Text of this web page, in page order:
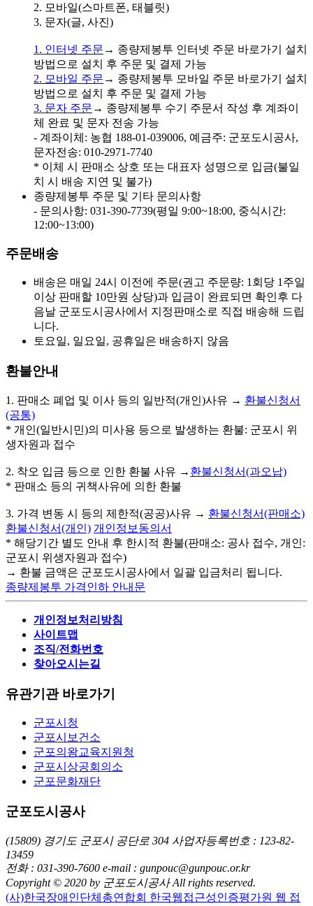
2. 모바일(스마트폰, 태블릿)
3. 문자(글, 사진)
1. 인터넷 주문 → 종량제봉투 인터넷 주문 바로가기 설치
방법으로 설치 후 주문 및 결제 가능
2. 모바일 주문 → 종량제봉투 모바일 주문 바로가기 설치
방법으로 설치 후 주문 및 결제 가능
3. 문자 주문 → 종량제봉투 수기 주문서 작성 후 계좌이
체 완료 및 문자 전송 가능
- 계좌이체: 농협 188-01-039006, 예금주: 군포도시공사,
문자전송: 010-2971-7740
* 이체 시 판매소 상호 또는 대표자 성명으로 입금(불일
치 시 배송 지연 및 불가)
종량제봉투 주문 및 기타 문의사항
- 문의사항: 031-390-7739(평일 9:00~18:00, 중식시간:
12:00~13:00)
주문배송
배송은 매일 24시 이전에 주문(권고 주문량: 1회당 1주일
이상 판매할 10만원 상당)과 입금이 완료되면 확인후 다
음날 군포도시공사에서 지정판매소로 직접 배송해 드립
니다.
토요일, 일요일, 공휴일은 배송하지 않음
환불안내
1. 판매소 폐업 및 이사 등의 일반적(개인)사유 → 환불신청서
(공통)
* 개인(일반시민)의 미사용 등으로 발생하는 환불: 군포시 위
생자원과 접수
2. 착오 입금 등으로 인한 환불 사유 → 환불신청서(과오납)
* 판매소 등의 귀책사유에 의한 환불
3. 가격 변동 시 등의 제한적(공공)사유 → 환불신청서(판매소)
환불신청서(개인) 개인정보동의서
* 해당기간 별도 안내 후 한시적 환불(판매소: 공사 접수, 개인:
군포시 위생자원과 접수)
→ 환불 금액은 군포도시공사에서 일괄 입금처리 됩니다.
종량제봉투 가격인하 안내문
개인정보처리방침
사이트맵
조직/전화번호
찾아오시는길
유관기관 바로가기
군포시청
군포시보건소
군포의왕교육지원청
군포시상공회의소
군포문화재단
군포도시공사
(15809) 경기도 군포시 공단로 304 사업자등록번호 : 123-82-
13459
전화 : 031-390-7600 e-mail : gunpouc@gunpouc.or.kr
Copyright © 2020 by 군포도시공사 All rights reserved.
(사)한국장애인단체총연합회 한국웹접근성인증평가원 웹 접